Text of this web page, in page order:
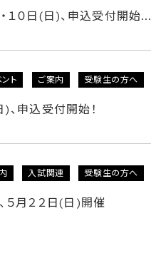
１０日(日)、申込受付開始…
ト ご案内 受験生の方へ
、申込受付開始！
入試関連 受験生の方へ
５月２２日(日)開催